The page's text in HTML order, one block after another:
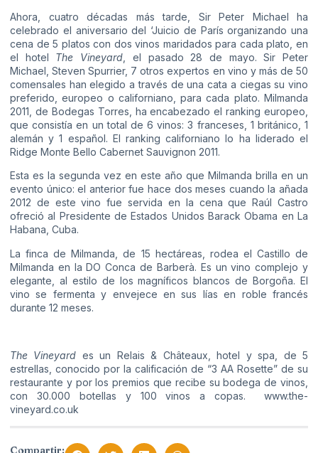
Ahora, cuatro décadas más tarde, Sir Peter Michael ha
celebrado el aniversario del ‘Juicio de París organizando una
cena de 5 platos con dos vinos maridados para cada plato, en
el hotel The Vineyard , el pasado 28 de mayo. Sir Peter
Michael, Steven Spurrier, 7 otros expertos en vino y más de 50
comensales han elegido a través de una cata a ciegas su vino
preferido, europeo o californiano, para cada plato. Milmanda
2011, de Bodegas Torres, ha encabezado el ranking europeo,
que consistía en un total de 6 vinos: 3 franceses, 1 británico, 1
alemán y 1 español. El ranking californiano lo ha liderado el
Ridge Monte Bello Cabernet Sauvignon 2011.
Esta es la segunda vez en este año que Milmanda brilla en un
evento único: el anterior fue hace dos meses cuando la añada
2012 de este vino fue servida en la cena que Raúl Castro
ofreció al Presidente de Estados Unidos Barack Obama en La
Habana, Cuba.
La finca de Milmanda, de 15 hectáreas, rodea el Castillo de
Milmanda en la DO Conca de Barberà. Es un vino complejo y
elegante, al estilo de los magníficos blancos de Borgoña. El
vino se fermenta y envejece en sus lías en roble francés
durante 12 meses.
The Vineyard es un Relais & Châteaux, hotel y spa, de 5
estrellas, conocido por la calificación de “3 AA Rosette” de su
restaurante y por los premios que recibe su bodega de vinos,
con 30.000 botellas y 100 vinos a copas. www.the-
vineyard.co.uk
Compartir: